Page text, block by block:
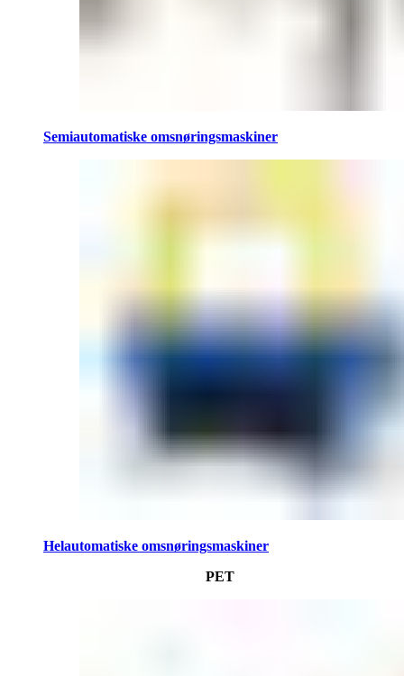
Semiautomatiske omsnøringsmaskiner
Helautomatiske omsnøringsmaskiner
PET